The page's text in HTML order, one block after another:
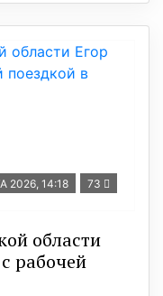
2026, 14:18 73
области
рабочей